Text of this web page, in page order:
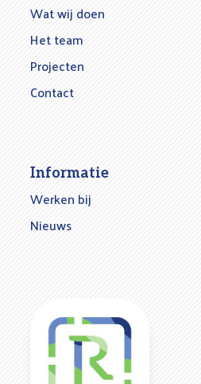
Wat wij doen
Het team
Projecten
Contact
Informatie
Werken bij
Nieuws